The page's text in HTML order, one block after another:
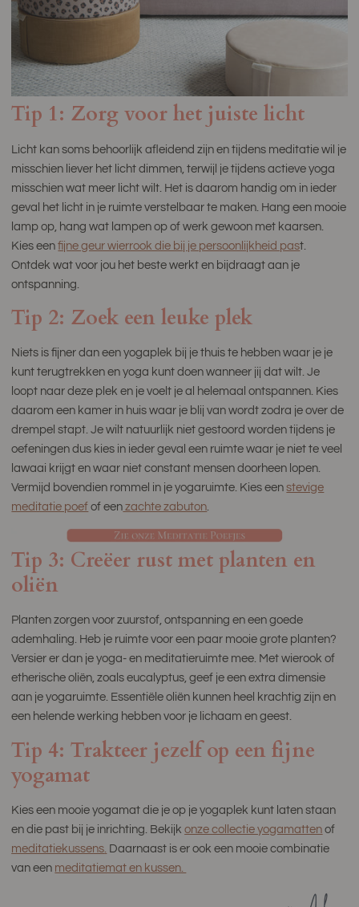
Tip 1: Zorg voor het juiste licht
Licht kan soms behoorlijk afleidend zijn en tijdens meditatie wil je
misschien liever het licht dimmen, terwijl je tijdens actieve yoga
misschien wat meer licht wilt. Het is daarom handig om in ieder
geval het licht in je ruimte verstelbaar te maken. Hang een mooie
lamp op, hang wat lampen op of werk gewoon met kaarsen.
Kies eenfijne geur wierrook die bij je persoonlijkheid past.
Ontdek wat voor jou het beste werkt en bijdraagt ​​aan je
ontspanning.
Tip 2: Zoek een leuke plek
Niets is fijner dan een yogaplek bij je thuis te hebben waar je je
kunt terugtrekken en yoga kunt doen wanneer jij dat wilt. Je
loopt naar deze plek en je voelt je al helemaal ontspannen. Kies
daarom een ​​kamer in huis waar je blij van wordt zodra je over de
drempel stapt. Je wilt natuurlijk niet gestoord worden tijdens je
oefeningen dus kies in ieder geval een ruimte waar je niet te veel
lawaai krijgt en waar niet constant mensen doorheen lopen.
Vermijd bovendien rommel in je yogaruimte. Kies eenstevige
meditatie poefof eenzachte zabuton
Tip 3: Creëer rust met planten en
oliën
Planten zorgen voor zuurstof, ontspanning en een goede
ademhaling. Heb je ruimte voor een paar mooie grote planten?
Versier er dan je yoga- en meditatieruimte mee. Met wierook of
etherische oliën, zoals eucalyptus, geef je een extra dimensie
aan je yogaruimte. Essentiële oliën kunnen heel krachtig zijn en
een helende werking hebben voor je lichaam en geest.
Tip 4: Trakteer jezelf op een fijne
yogamat
Kies een mooie yogamat die je op je yogaplek kunt laten staan ​​
en die past bij je inrichting. Bekijkonze collectie yogamattenof
meditatiekussens Daarnaast is er ook een mooie combinatie
van een meditatiemat en kussen.